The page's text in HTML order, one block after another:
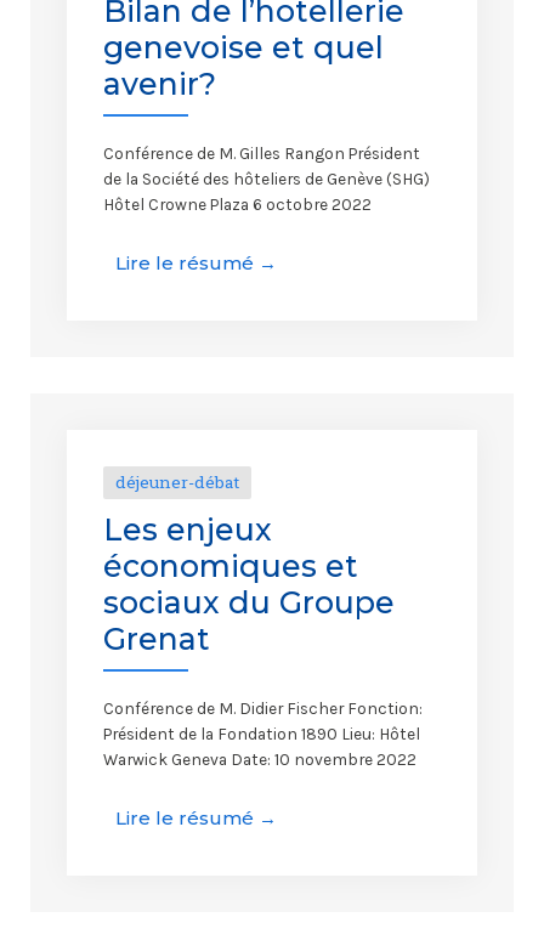
Bilan de l’hotellerie
genevoise et quel
avenir?
Conférence de M. Gilles Rangon Président
de la Société des hôteliers de Genève (SHG)
Hôtel Crowne Plaza 6 octobre 2022
Lire le résumé →
déjeuner-débat
Les enjeux
économiques et
sociaux du Groupe
Grenat
Conférence de M. Didier Fischer Fonction:
Président de la Fondation 1890 Lieu: Hôtel
Warwick Geneva Date: 10 novembre 2022
Lire le résumé →